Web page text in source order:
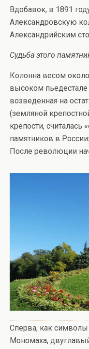
Вдобавок, в 1891
Александровскую
Александрийским
Судьба этого
Колонна весом
высоком пьедестале
возведенная на
(земляной
крепости,
памятников в
После революции
Сперва, как
Мономаха,